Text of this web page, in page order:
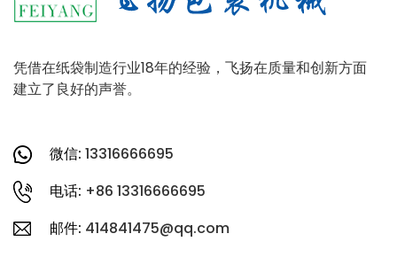
凭借在纸袋制造行业18年的经验，飞扬在质量和创新方面
建立了良好的声誉。
微信: 13316666695
电话: +86 13316666695
邮件: 414841475@qq.com